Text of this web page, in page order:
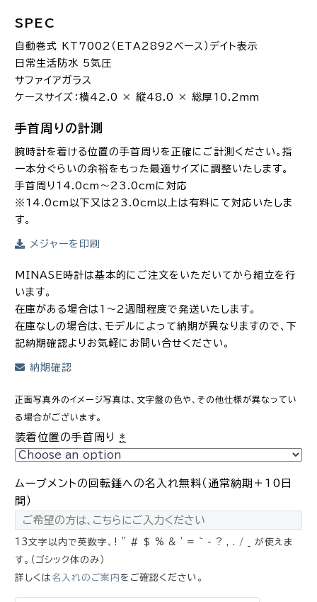
SPEC
自動巻式 KT7002（ETA2892ベース）デイト表示
日常生活防水 5気圧
サファイアガラス
ケースサイズ：横42.0 × 縦48.0 × 総厚10.2mm
手首周りの計測
腕時計を着ける位置の手首周りを正確にご計測ください。指
一本分ぐらいの余裕をもった最適サイズに調整いたします。
手首周り14.0cm～23.0cmに対応
※14.0cm以下又は23.0cm以上は有料にて対応いたしま
す。
メジャーを印刷
MINASE時計は基本的にご注文をいただいてから組立を行
います。
在庫がある場合は1～2週間程度で発送いたします。
在庫なしの場合は、モデルによって納期が異なりますので、下
記納期確認よりお気軽にお問い合せください。
納期確認
正面写真外のイメージ写真は、文字盤の色や、その他仕様が異なってい
る場合がございます。
装着位置の手首周り *
ムーブメントの回転錘への名入れ無料（通常納期＋10日
間）
13文字以内で英数字、! " # $ % & ' = ~ - ? , . / _ が使えま
す。（ゴシック体のみ）
詳しくは 名入れのご案内をご確認ください。